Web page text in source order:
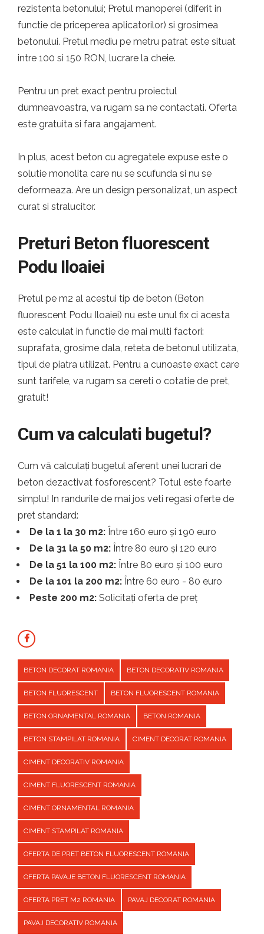
rezistenta betonului; Pretul manoperei (diferit in
functie de priceperea aplicatorilor) si grosimea
betonului. Pretul mediu pe metru patrat este situat
intre 100 si 150 RON, lucrare la cheie.
Pentru un pret exact pentru proiectul
dumneavoastra, va rugam sa ne contactati. Oferta
este gratuita si fara angajament.
In plus, acest beton cu agregatele expuse este o
solutie monolita care nu se scufunda si nu se
deformeaza. Are un design personalizat, un aspect
curat si stralucitor.
Preturi Beton fluorescent
Podu Iloaiei
Pretul pe m2 al acestui tip de beton (Beton
fluorescent Podu Iloaiei) nu este unul fix ci acesta
este calculat in functie de mai multi factori:
suprafata, grosime dala, reteta de betonul utilizata,
tipul de piatra utilizat. Pentru a cunoaste exact care
sunt tarifele, va rugam sa cereti o cotatie de pret,
gratuit!
Cum va calculati bugetul?
Cum vă calculați bugetul aferent unei lucrari de
beton dezactivat fosforescent? Totul este foarte
simplu! In randurile de mai jos veti regasi oferte de
pret standard:
De la 1 la 30 m2: Între 160 euro și 190 euro
De la 31 la 50 m2: Între 80 euro și 120 euro
De la 51 la 100 m2: Între 80 euro și 100 euro
De la 101 la 200 m2: Între 60 euro - 80 euro
Peste 200 m2: Solicitați oferta de preț
BETON DECORAT ROMANIA BETON DECORATIV ROMANIA
BETON FLUORESCENT BETON FLUORESCENT ROMANIA
BETON ORNAMENTAL ROMANIA BETON ROMANIA
BETON STAMPILAT ROMANIA CIMENT DECORAT ROMANIA
CIMENT DECORATIV ROMANIA
CIMENT FLUORESCENT ROMANIA
CIMENT ORNAMENTAL ROMANIA
CIMENT STAMPILAT ROMANIA
OFERTA DE PRET BETON FLUORESCENT ROMANIA
OFERTA PAVAJE BETON FLUORESCENT ROMANIA
OFERTA PRET M2 ROMANIA PAVAJ DECORAT ROMANIA
PAVAJ DECORATIV ROMANIA